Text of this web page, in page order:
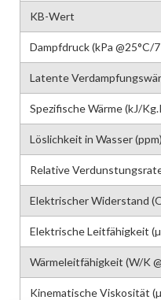
KB-Wert
Dampfdruck (kPa @25°C/
Latente
Spezifische Wärme (kJ/
Löslichkeit in Wasser (ppm)
Relative
Elektrischer Widerstand
Elektrische Leitfähigkeit
Wärmeleitfähigkeit (W/K
Kinematische Viskosität